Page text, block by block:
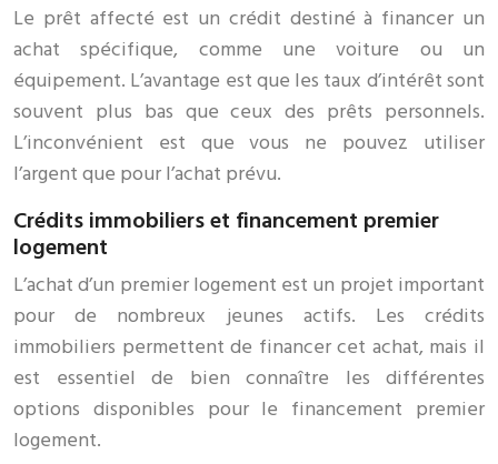
Le prêt affecté est un crédit destiné à financer un
achat spécifique, comme une voiture ou un
équipement. L’avantage est que les taux d’intérêt sont
souvent plus bas que ceux des prêts personnels.
L’inconvénient est que vous ne pouvez utiliser
l’argent que pour l’achat prévu.
Crédits immobiliers et financement premier
logement
L’achat d’un premier logement est un projet important
pour de nombreux jeunes actifs. Les crédits
immobiliers permettent de financer cet achat, mais il
est essentiel de bien connaître les différentes
options disponibles pour le financement premier
logement.